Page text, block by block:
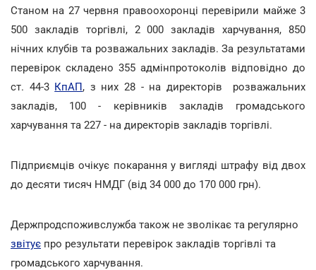
Станом на 27 червня правоохоронці перевірили майже 3
500 закладів торгівлі, 2 000 закладів харчування, 850
нічних клубів та розважальних закладів. За результатами
перевірок складено 355 адмінпротоколів відповідно до
ст. 44-3 КпАП, з них 28 - на директорів розважальних
закладів, 100 - керівників закладів громадського
харчування та 227 - на директорів закладів торгівлі.
Підприємців очікує покарання у вигляді штрафу від двох
до десяти тисяч НМДГ (від 34 000 до 170 000 грн).
Держпродспоживслужба також не зволікає та регулярно
звітує про результати перевірок закладів торгівлі та
громадського харчування.